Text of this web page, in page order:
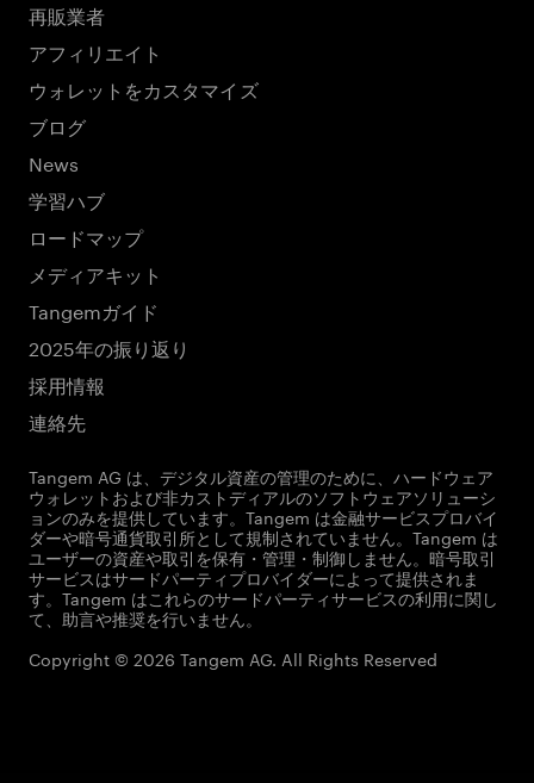
再販業者
アフィリエイト
ウォレットをカスタマイズ
ブログ
News
学習ハブ
ロードマップ
メディアキット
Tangemガイド
2025年の振り返り
採用情報
連絡先
Tangem AG は、デジタル資産の管理のために、ハードウェア
ウォレットおよび非カストディアルのソフトウェアソリューシ
ョンのみを提供しています。Tangem は金融サービスプロバイ
ダーや暗号通貨取引所として規制されていません。Tangem は
ユーザーの資産や取引を保有・管理・制御しません。暗号取引
サービスはサードパーティプロバイダーによって提供されま
す。Tangem はこれらのサードパーティサービスの利用に関し
て、助言や推奨を行いません。